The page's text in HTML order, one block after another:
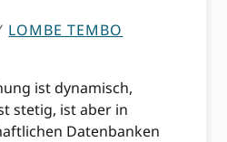
LOMBE TEMBO
ist dynamisch,
stetig, ist aber in
Datenbanken